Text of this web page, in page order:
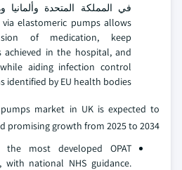
elastomeric pumps allows
of medication, keep
achieved in the hospital, and
aiding infection control
identified by EU health bodies.
market in UK is expected to
promising growth from 2025 to 2034.
most developed OPAT
with national NHS guidance.